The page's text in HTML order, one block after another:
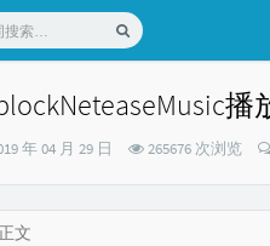
：
年 04 月 29 日 265676 次浏览
正文